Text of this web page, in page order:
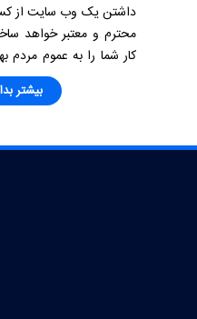
داشتن یک وب سایت از
محترم و معتبر خواهد
کار شما را به عموم مردم
نوبه خود باعث افزایش
سازمان و یا کسب و کار
بیشتر